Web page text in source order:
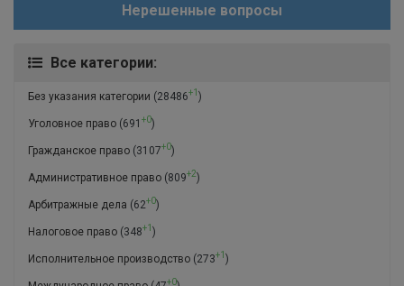
Нерешенные вопросы
Все категории:
Без указания категории (28486+1 )
Уголовное право (691 +0)
Гражданское право (3107+0)
Административное право (809+2)
Арбитражные дела (62+0)
Налоговое право (348+1 )
Исполнительное производство (273+1 )
+0